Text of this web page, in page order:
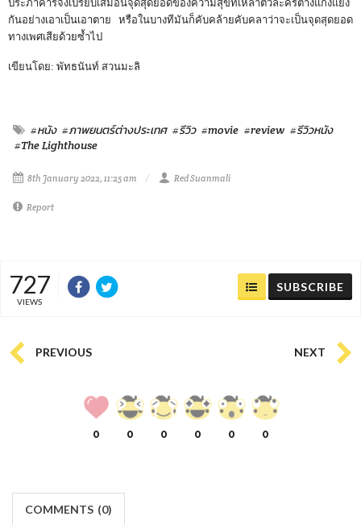
ประภาคารจึงเปรียบเสมือนจุดสุดยอดของความสุขที่เหล่าตัวละครต่างแก่งแย่ง
กันอย่างเอาเป็นเอาตาย หรือในบางทีมันก็คับคล้ายคับคลาว่าจะเป็นจุดสุดยอด
ทางเพศเสียด้วยซ้ำไป
เขียนโดย: พัทธนันท์ สวนมะลิ
#หนัง #ภาพยนตร์ต่างประเทศ #รีวิว #movie #review #รีวิวหนัง
#The Lighthouse
8th January 2022, 11:25 am Red Suanmali
Report
727
VIEWS
SUBSCRIBE
PREVIOUS NEXT
0 0 0 0 0 0
COMMENTS (0)